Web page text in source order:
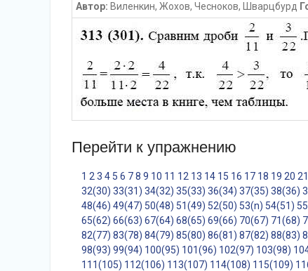
Автор: Виленкин, Жохов, Чесноков, Шварцбурд
Перейти к упражнению
1 2 3 4 5 6 78 9 10 11 12 13 14 15 16 17 18 19 20 21
32(30) 33(31) 34(32) 35(33) 36(34) 37(35) 38(36)
48(46) 49(47) 50(48) 51(49) 52(50) 53(n) 54(51)
65(62) 66(63) 67(64) 68(65) 69(66) 70(67) 71(68)
82(77) 83(78) 84(79) 85(80) 86(81) 87(82) 88(83)
98(93) 99(94) 100(95) 101(96) 102(97) 103(98)
111(105) 112(106) 113(107) 114(108) 115(109)